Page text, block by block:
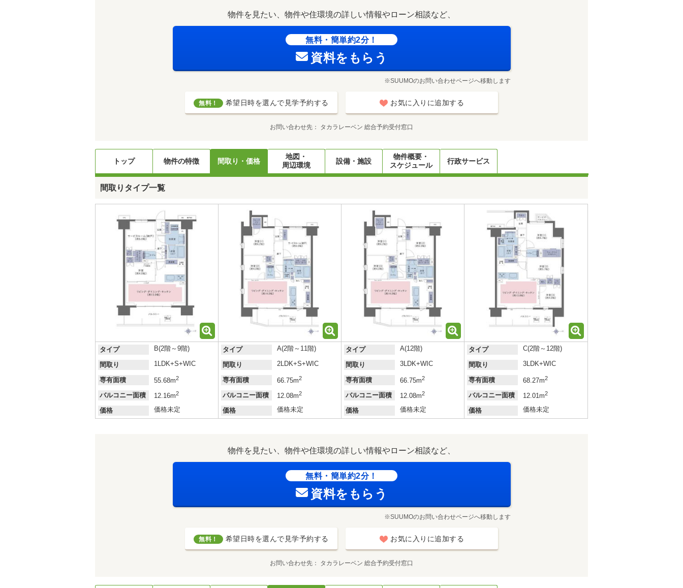
物件を見たい、物件や住環境の詳しい情報やローン相談など、
無料・簡単約2分！
資料をもらう
※SUUMOのお問い合わせページへ移動します
無料！ 希望日時を選んで見学予約する お気に入りに追加する
お問い合わせ先 タカラレーベン 総合予約受付窓口
トップ 物件の特徴 間取り・価格
地図・
周辺環境
設備・施設
物件概要・
スケジュール
行政サービス
間取りタイプ一覧
タイプ B(2階～9階)
間取り 1LDK+S+WIC
専有面積 55.68m2
バルコニー面積 12.16m2
価格 価格未定
タイプ A(2階～11階)
間取り 2LDK+S+WIC
専有面積 66.75m2
バルコニー面積 12.08m2
価格 価格未定
タイプ A(12階)
間取り 3LDK+WIC
専有面積 66.75m2
バルコニー面積 12.08m2
価格 価格未定
タイプ C(2階～12階)
間取り 3LDK+WIC
専有面積 68.27m2
バルコニー面積 12.01m2
価格 価格未定
物件を見たい、物件や住環境の詳しい情報やローン相談など、
無料・簡単約2分！
資料をもらう
※SUUMOのお問い合わせページへ移動します
無料！ 希望日時を選んで見学予約する お気に入りに追加する
お問い合わせ先 タカラレーベン 総合予約受付窓口